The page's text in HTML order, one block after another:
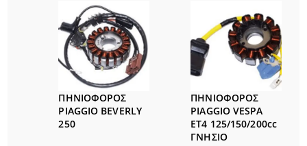
ΠΗΝΙΟΦΟΡΟΣ
PIAGGIO BEVERLY
250
ΠΗΝΙΟΦΟΡΟΣ
PIAGGIO VESPA
ET4 125/150/200cc
ΓΝΗΣΙΟ